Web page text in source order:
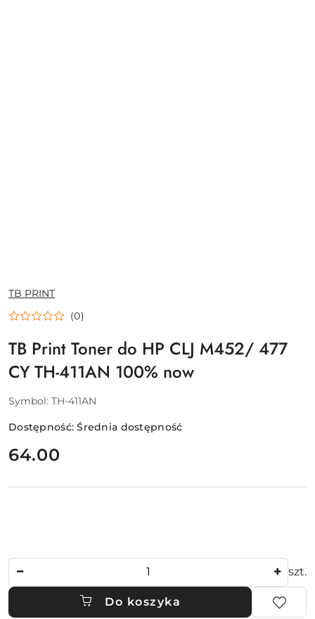
NAZWA
PRODUCENTA:
TB PRINT
(0)
TB Print Toner do HP CLJ M452/ 477
CY TH-411AN 100% now
Symbol: TH-411AN
Dostępność:Średnia dostępność
cena:
64.00
szt.
Do koszyka